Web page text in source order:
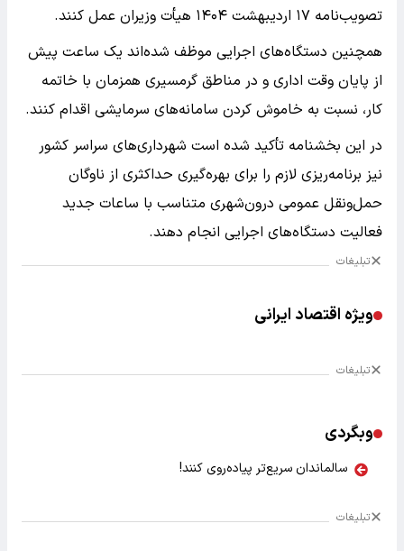
تصویب‌نامه ۱۷ اردیبهشت ۱۴۰۴ هیأت وزیران عمل کنند.
همچنین دستگاه‌های اجرایی موظف شده‌اند یک ساعت پیش
از پایان وقت اداری و در مناطق گرمسیری همزمان با خاتمه
کار، نسبت به خاموش کردن سامانه‌های سرمایشی اقدام کنند.
در این بخشنامه تأکید شده است شهرداری‌های سراسر کشور
نیز برنامه‌ریزی لازم را برای بهره‌گیری حداکثری از ناوگان
حمل‌ونقل عمومی درون‌شهری متناسب با ساعات جدید
فعالیت دستگاه‌های اجرایی انجام دهند.
تبلیغات
ویژه اقتصاد ایرانی
تبلیغات
وبگردی
سالماندان سریع‌تر پیاده‌روی کنند!
تبلیغات